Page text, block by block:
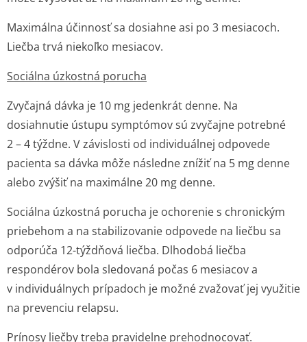
Maximálna účinnosť sa dosiahne asi po 3 mesiacoch.
Liečba trvá niekoľko mesiacov.
Sociálna úzkostná porucha
Zvyčajná dávka je 10 mg jedenkrát denne. Na
dosiahnutie ústupu symptómov sú zvyčajne potrebné
2 – 4 týždne. V závislosti od individuálnej odpovede
pacienta sa dávka môže následne znížiť na 5 mg denne
alebo zvýšiť na maximálne 20 mg denne.
Sociálna úzkostná porucha je ochorenie s chronickým
priebehom a na stabilizovanie odpovede na liečbu sa
odporúča 12-týždňová liečba. Dlhodobá liečba
respondérov bola sledovaná počas 6 mesiacov a
v individuálnych prípadoch je možné zvažovať jej využitie
na prevenciu relapsu.
Prínosy liečby treba pravidelne prehodnocovať.